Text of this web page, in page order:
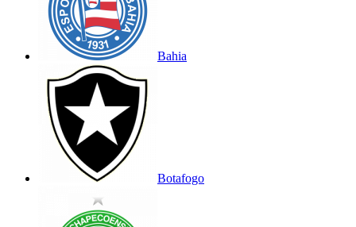
Bahia
Botafogo